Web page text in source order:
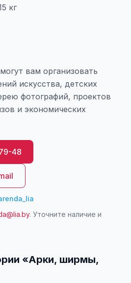
кг
вам организовать
искусства, детских
фотографий, проектов
и экономических
48
. Уточните наличие и
«Арки, ширмы,